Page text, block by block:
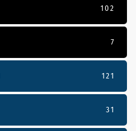
102
7
121
31